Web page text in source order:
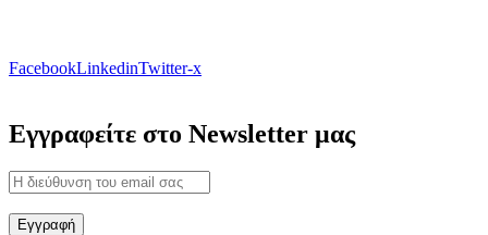
FacebookLinkedinTwitter-x
Εγγραφείτε στο Newsletter μας
Εγγραφή